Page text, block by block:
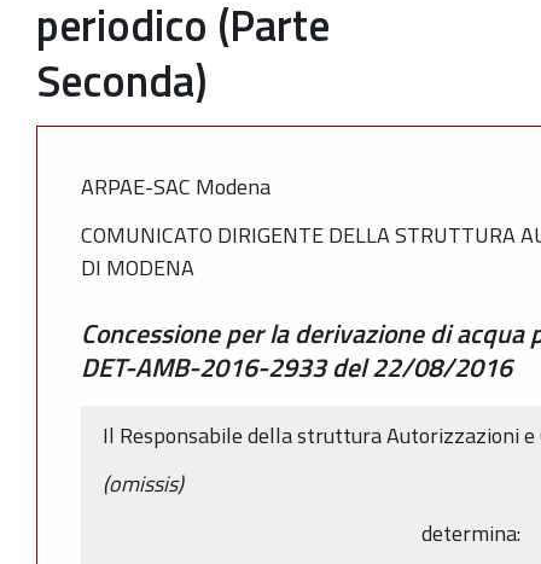
periodico (Parte
Seconda)
ARPAE-SAC Modena
COMUNICATO DIRIGENTE DELLA STRUTTURA
DI MODENA
Concessione per la derivazione di
DET-AMB-2016-2933 del 22/08/2016
Il Responsabile della struttura Autorizzazioni e
(omissis)
determina: